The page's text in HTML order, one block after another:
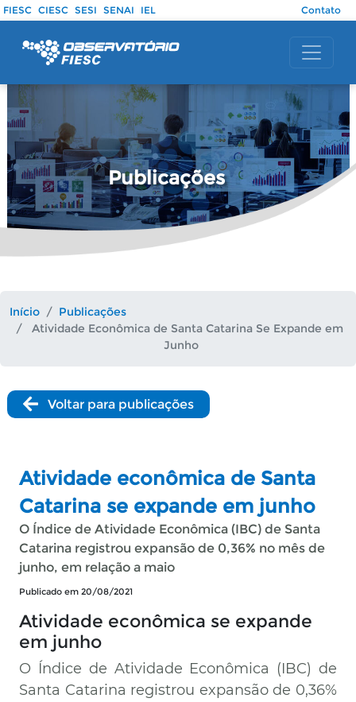
Pular para o conteúdo principal
FIESC CIESC SESI SENAI IEL Contato
Publicações
Início
Publicações
Atividade Econômica de Santa Catarina Se Expande em
Junho
Voltar para publicações
Atividade econômica de Santa
Catarina se expande em junho
O Índice de Atividade Econômica (IBC) de Santa
Catarina registrou expansão de 0,36% no mês de
junho, em relação a maio
Publicado em 20/08/2021
Atividade econômica se expande
em junho
O Índice de Atividade Econômica (IBC) de
Santa Catarina registrou expansão de 0,36%